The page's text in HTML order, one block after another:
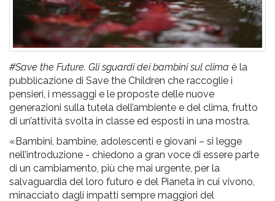
#Save the Future. Gli sguardi dei bambini sul clima è la
pubblicazione di Save the Children che raccoglie i
pensieri, i messaggi e le proposte delle nuove
generazioni sulla tutela dell’ambiente e del clima, frutto
di un’attività svolta in classe ed esposti in una mostra.
«Bambini, bambine, adolescenti e giovani – si legge
nell’introduzione - chiedono a gran voce di essere parte
di un cambiamento, più che mai urgente, per la
salvaguardia del loro futuro e del Pianeta in cui vivono,
minacciato dagli impatti sempre maggiori del